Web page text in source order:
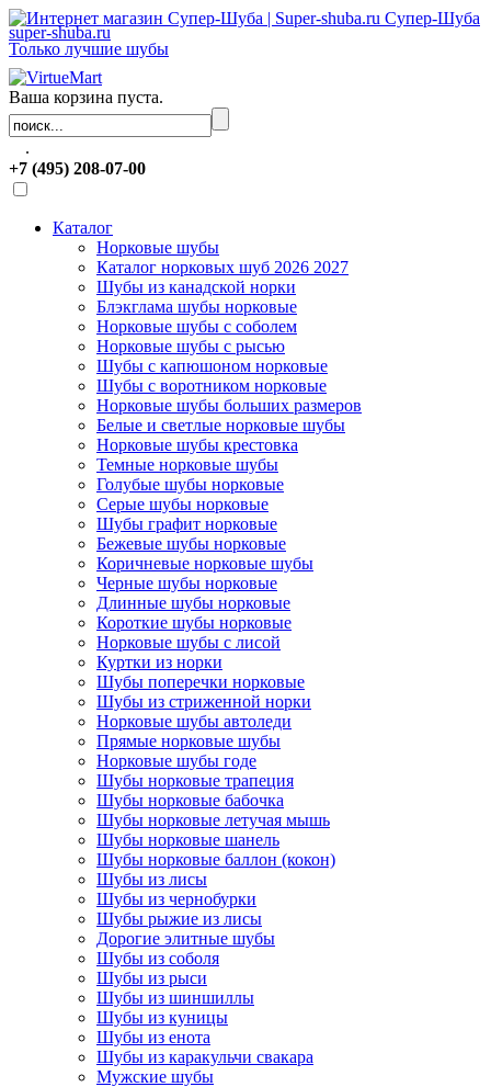
Супер-Шуба
super-shuba.ru
Только лучшие шубы
Ваша корзина пуста.
.
+7 (495) 208-07-00
Каталог
Норковые шубы
Каталог норковых шуб 2026 2027
Шубы из канадской норки
Блэкглама шубы норковые
Норковые шубы с соболем
Норковые шубы с рысью
Шубы с капюшоном норковые
Шубы с воротником норковые
Норковые шубы больших размеров
Белые и светлые норковые шубы
Норковые шубы крестовка
Темные норковые шубы
Голубые шубы норковые
Серые шубы норковые
Шубы графит норковые
Бежевые шубы норковые
Коричневые норковые шубы
Черные шубы норковые
Длинные шубы норковые
Короткие шубы норковые
Норковые шубы с лисой
Куртки из норки
Шубы поперечки норковые
Шубы из стриженной норки
Норковые шубы автоледи
Прямые норковые шубы
Норковые шубы годе
Шубы норковые трапеция
Шубы норковые бабочка
Шубы норковые летучая мышь
Шубы норковые шанель
Шубы норковые баллон (кокон)
Шубы из лисы
Шубы из чернобурки
Шубы рыжие из лисы
Дорогие элитные шубы
Шубы из соболя
Шубы из рыси
Шубы из шиншиллы
Шубы из куницы
Шубы из енота
Шубы из каракульчи свакара
Мужские шубы